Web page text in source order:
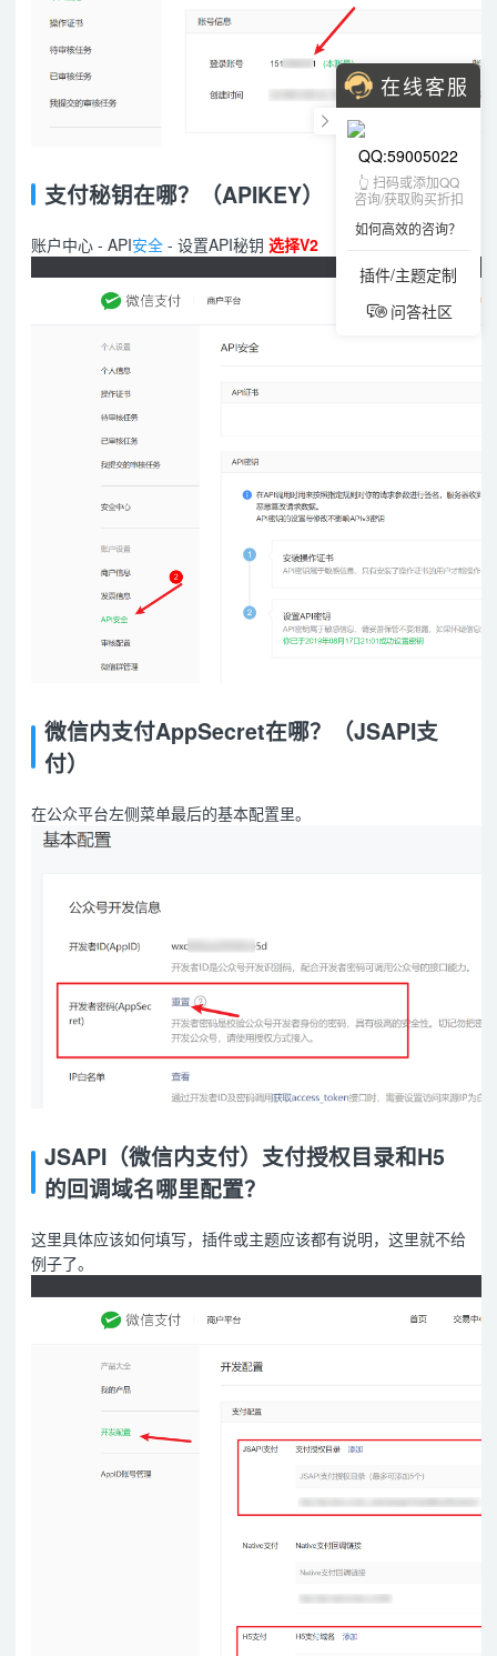
支付秘钥在哪？（APIKEY）
账户中心 - API安全 - 设置API秘钥 选择V2
微信内支付AppSecret在哪？（JSAPI支
付）
在公众平台左侧菜单最后的基本配置里。
JSAPI（微信内支付）支付授权目录和H5
的回调域名哪里配置？
这里具体应该如何填写，插件或主题应该都有说明，这里就不给
例子了。
在线客服
QQ:59005022
👆 扫码或添加QQ
咨询/获取购买折扣
如何高效的咨询？
插件/主题定制
问答社区